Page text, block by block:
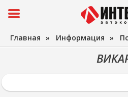
Главная » Информация »